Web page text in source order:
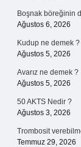
Boşnak böreğinin
Ağustos 6, 2026
Kudup ne demek ?
Ağustos 5, 2026
Avarız ne demek ?
Ağustos 5, 2026
50 AKTS Nedir ?
Ağustos 3, 2026
Trombosit
Temmuz 29, 2026